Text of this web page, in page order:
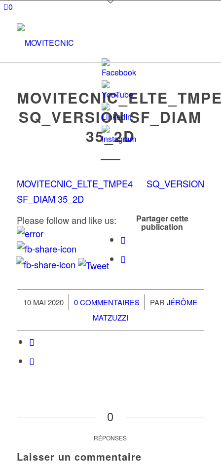
0
SQ_VERSION SF_DIAM
35_2D
MOVITECNIC_ELTE_TMPE4 SQ_VERSION
SF_DIAM 35_2D
Please follow and like us:
10 MAI 2020
/ 0 COMMENTAIRES
/ PARJÉRÔME
MATZUZZI
Partager cette
publication
0
RÉPONSES
Laisser un commentaire
Set
Youtube
ID